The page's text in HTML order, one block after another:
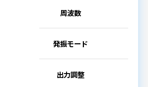
周波数
発振モード
出力調整